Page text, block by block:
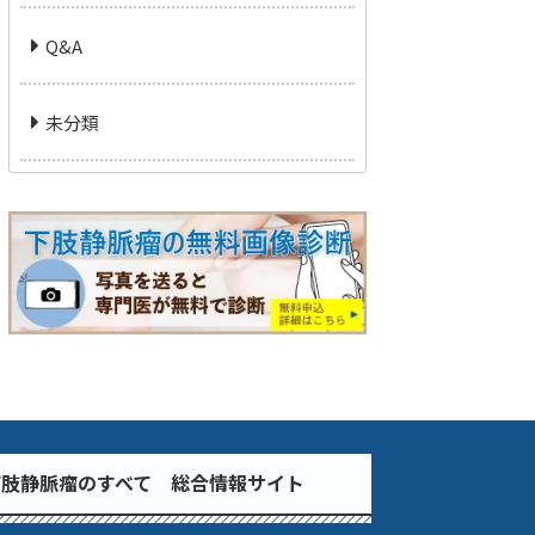
Q&A
未分類
静脈瘤のすべて 総合情報サイト